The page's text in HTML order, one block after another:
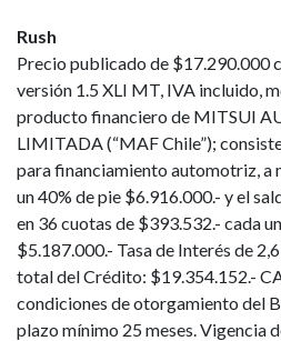
Rush
Precio publicado de $17.290.000
versión 1.5 XLI MT, IVA incluido,
producto financiero de MITSUI
LIMITADA (“MAF Chile”);
para financiamiento automotriz, a
un 40% de pie $6.916.000.- y el
en 36 cuotas de $393.532.- cada
$5.187.000.- Tasa de Interés de
total del Crédito: $19.354.152.-
condiciones de otorgamiento del
plazo mínimo 25 meses. Vigencia